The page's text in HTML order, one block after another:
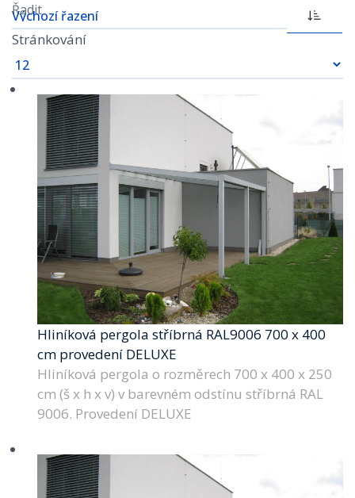
Řadit
Stránkování
Hliníková pergola stříbrná RAL9006 700 x 400
cm provedení DELUXE
Hliníková pergola o rozměrech 700 x 400 x 250
cm (š x h x v) v barevném odstínu stříbrná RAL
9006. Provedení DELUXE